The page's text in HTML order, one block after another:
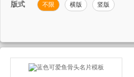
版式 不限 横版 竖版